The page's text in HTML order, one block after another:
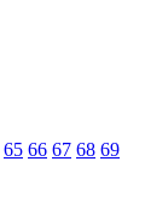
65 66 67 68 69